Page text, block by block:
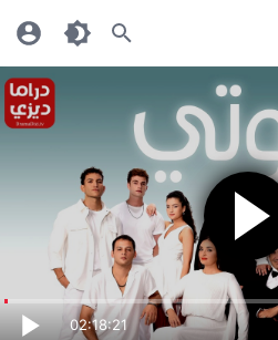
02:18:21